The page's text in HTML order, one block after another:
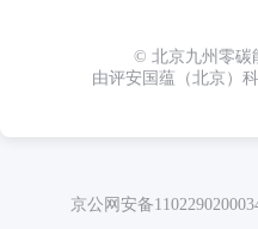
© 北京九州零碳
由评安国蕴（北京）
京公网安备